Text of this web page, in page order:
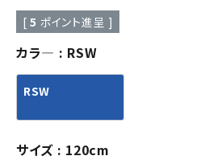
[ 5 ポイント進呈 ]
カラ― RSW
RSW
サイズ 120cm